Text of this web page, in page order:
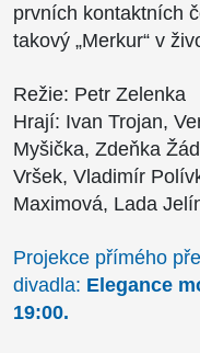
prvních kontaktních
takový „Merkur“ v
Režie: Petr Zelenka
Hrají: Ivan Trojan,
Myšička, Zdeňka
Vršek, Vladimír
Maximová, Lada
Projekce přímého
divadla: Elegance
19:00.